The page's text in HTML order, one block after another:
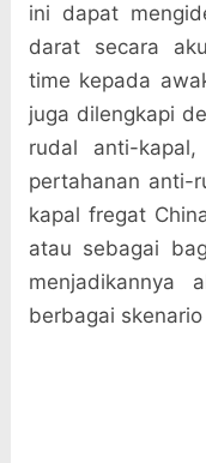
ini dapat
darat secara
time kepada
juga dilengkapi
rudal anti-
pertahanan anti-
kapal fregat
atau sebagai
menjadikannya
berbagai